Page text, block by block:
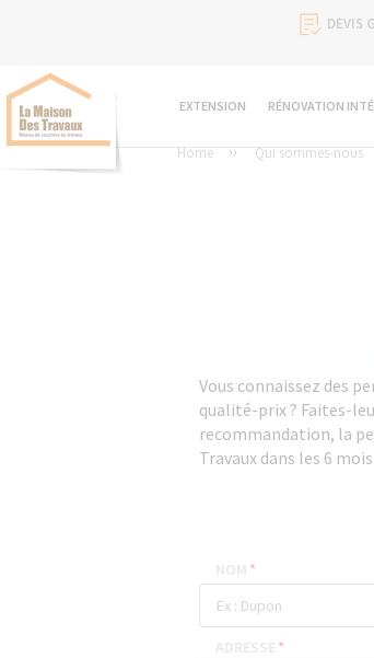
DEVIS
EXTENSION RÉNOVATION
Home Qui sommes-nous
Vous connaissez des
qualité-prix ? Faites-
recommandation, la
Travaux dans les 6
*
*